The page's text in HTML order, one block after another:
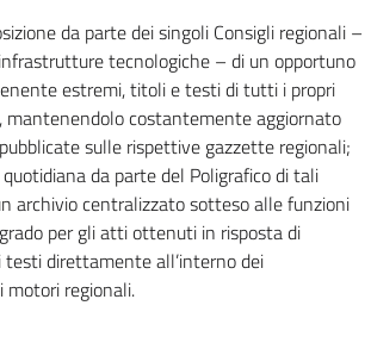
da parte dei singoli Consigli regionali –
tecnologiche – di un opportuno
estremi, titoli e testi di tutti i propri
costantemente aggiornato
sulle rispettive gazzette regionali;
da parte del Poligrafico di tali
archivio centralizzato sotteso alle funzioni
per gli atti ottenuti in risposta di
testi direttamente all’interno dei
motori regionali.